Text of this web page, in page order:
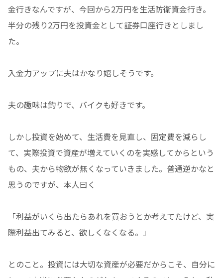
金行きなんですが、今回から2万円を生活防衛資金行き。
半分の残り2万円を投資金として証券口座行きとしまし
た。
入金力アップに夫はかなり嬉しそうです。
夫の趣味は釣りで、バイクも好きです。
しかし投資を始めて、生活費を見直し、固定費を減らし
て、実際投資で資産が増えていくのを実感してからという
もの、夫から物欲が無くなっていきました。普通逆かなと
思うのですが、本人曰く
「利益がいくら出たらあれを買おうとか考えてたけど、実
際利益出てみると、欲しくなくなる。」
とのこと。投資には大切な資産が必要だからこそ、自分に